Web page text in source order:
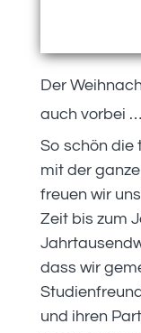
Der
auch vorbei …
So schön die
mit der
freuen wir
Zeit bis zum
dass wir
und ihren